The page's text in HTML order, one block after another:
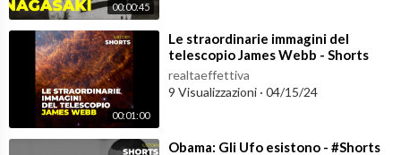
00:00:45
00:01:00
⁣Le straordinarie immagini del
telescopio James Webb - Shorts
realtaeffettiva
9 Visualizzazioni · 04/15/24
⁣Obama: Gli Ufo esistono - #Shorts